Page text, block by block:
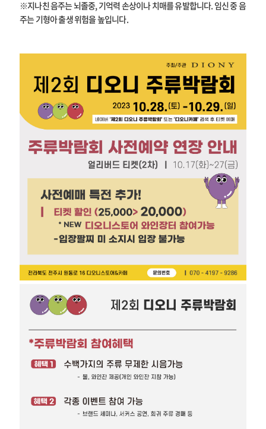
※지나친 음주는 뇌졸중, 기억력 손상이나 치매를 유발합니다. 임신 중 음
주는 기형아 출생 위험을 높입니다.